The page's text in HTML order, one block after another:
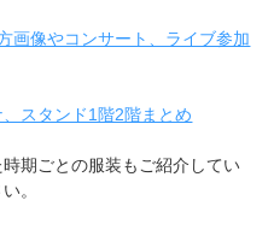
画像やコンサート、ライブ参加
スタンド1階2階まとめ
期ごとの服装もご紹介してい
。